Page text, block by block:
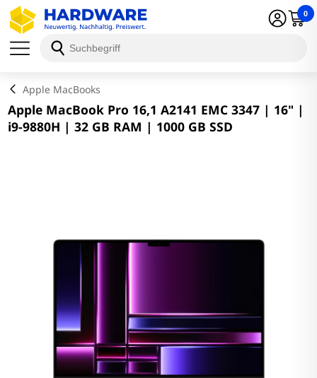
0
Apple MacBooks
Apple MacBook Pro 16,1 A2141 EMC 3347 | 16" |
i9-9880H | 32 GB RAM | 1000 GB SSD
Schließen